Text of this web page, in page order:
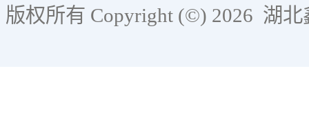
版权所有 Copyright (©) 2026 湖北